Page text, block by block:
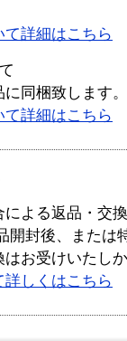
詳細はこちら
に同梱致します。
詳細はこちら
による返品・交
開封後、または
はお受けいたし
しくはこちら